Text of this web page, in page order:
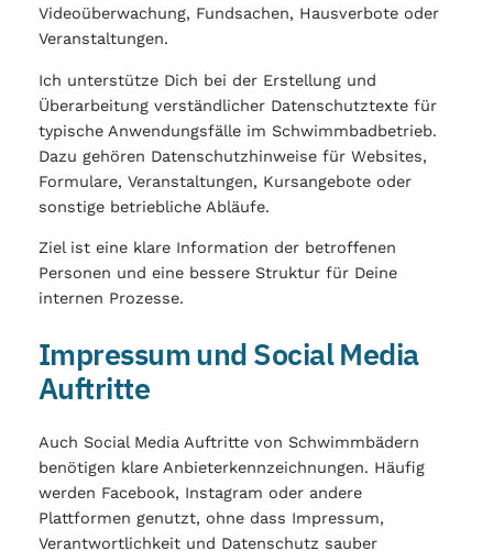
Videoüberwachung, Fundsachen, Hausverbote oder
Veranstaltungen.
Ich unterstütze Dich bei der Erstellung und
Überarbeitung verständlicher Datenschutztexte für
typische Anwendungsfälle im Schwimmbadbetrieb.
Dazu gehören Datenschutzhinweise für Websites,
Formulare, Veranstaltungen, Kursangebote oder
sonstige betriebliche Abläufe.
Ziel ist eine klare Information der betroffenen
Personen und eine bessere Struktur für Deine
internen Prozesse.
Impressum und Social Media
Auftritte
Auch Social Media Auftritte von Schwimmbädern
benötigen klare Anbieterkennzeichnungen. Häufig
werden Facebook, Instagram oder andere
Plattformen genutzt, ohne dass Impressum,
Verantwortlichkeit und Datenschutz sauber